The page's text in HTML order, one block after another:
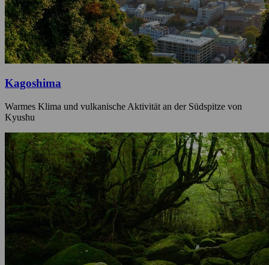
Kagoshima
Warmes Klima und vulkanische Aktivität an der Südspitze von
Kyushu